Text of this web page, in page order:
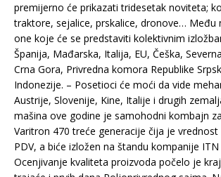
premijerno će prikazati tridesetak noviteta;
traktore, sejalice, prskalice, dronove… Među
one koje će se predstaviti kolektivnim
Španija, Mađarska, Italija, EU, Češka,
Crna Gora, Privredna komora Republike
Indonezije. – Posetioci će moći da vide
Austrije, Slovenije, Kine, Italije i drugih
mašina ove godine je samohodni kombajn
Varitron 470 treće generacije čija je vrednost
PDV, a biće izložen na štandu kompanije ITN
Ocenjivanje kvaliteta proizvoda počelo je